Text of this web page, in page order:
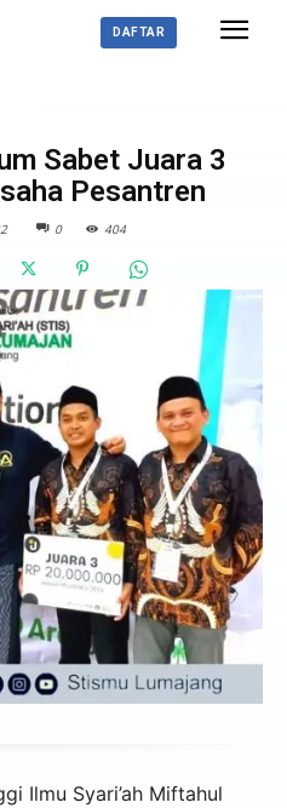
DAFTAR
Sabet Juara 3
Pesantren
0 404
Ilmu Syari’ah Miftahul